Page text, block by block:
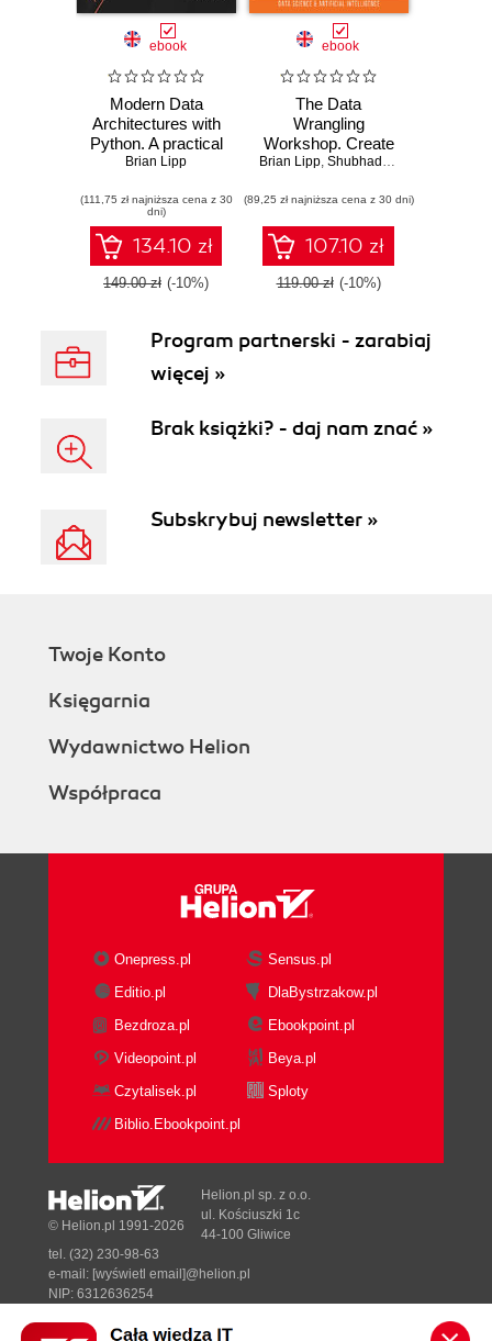
ebook
Modern Data
Architectures with
Python. A practical
guide to building
pipelines, data
warehouses, and
data lakes with
Python
Brian Lipp
(111,75 zł najniższa cena z 30
dni)
134.10 zł
149.00 zł (-10%)
ebook
The Data
Wrangling
Workshop. Create
your own
using data from
multiple raw
sources - Second
Edition
Brian Lipp, Shubhadeep Roychowdhury
(89,25 zł najniższa cena z 30 dni)
107.10 zł
119.00 zł (-10%)
Program partnerski - zarabiaj
więcej »
Brak książki? - daj nam znać »
Subskrybuj newsletter »
Twoje Konto
Księgarnia
Wydawnictwo Helion
Współpraca
Onepress.pl
Sensus.pl
Editio.pl
DlaBystrzakow.pl
Bezdroza.pl
Ebookpoint.pl
Videopoint.pl
Beya.pl
Czytalisek.pl
Sploty
Biblio.Ebookpoint.pl
© Helion.pl 1991-2026
Helion.pl sp. z o.o.
ul. Kościuszki 1c
44-100 Gliwice
tel. (32) 230-98-63
e-mail: [wyświetl email]@helion.pl
NIP: 6312636254